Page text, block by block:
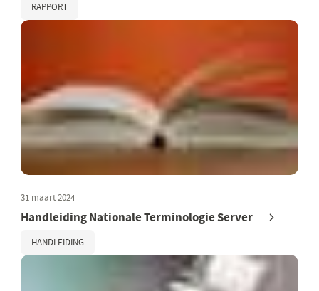
RAPPORT
31 maart 2024
Handleiding Nationale Terminologie Server
HANDLEIDING